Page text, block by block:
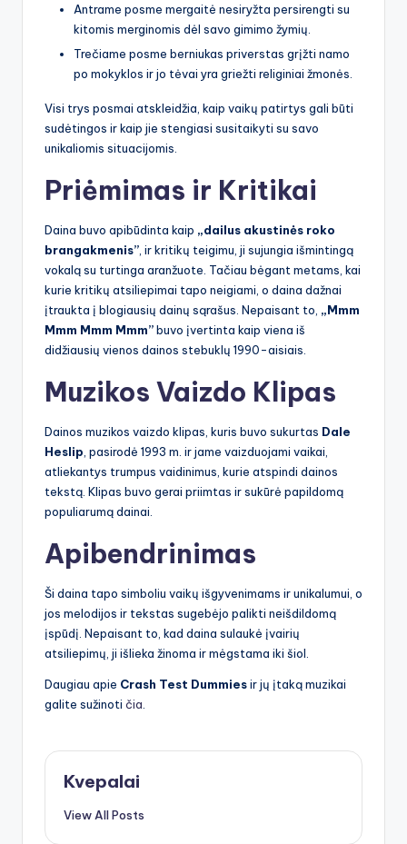
Antrame posme mergaitė nesiryžta persirengti su
kitomis merginomis dėl savo gimimo žymių.
Trečiame posme berniukas priverstas grįžti namo
po mokyklos ir jo tėvai yra griežti religiniai žmonės.
Visi trys posmai atskleidžia, kaip vaikų patirtys gali būti
sudėtingos ir kaip jie stengiasi susitaikyti su savo
unikaliomis situacijomis.
Priėmimas ir Kritikai
Daina buvo apibūdinta kaip „dailus akustinės roko
brangakmenis” , ir kritikų teigimu, ji sujungia išmintingą
vokalą su turtinga aranžuote. Tačiau bėgant metams, kai
kurie kritikų atsiliepimai tapo neigiami, o daina dažnai
įtraukta į blogiausių dainų sąrašus. Nepaisant to, „Mmm
Mmm Mmm Mmm”buvo įvertinta kaip viena iš
didžiausių vienos dainos stebuklų 1990-aisiais.
Muzikos Vaizdo Klipas
Dainos muzikos vaizdo klipas, kuris buvo sukurtas Dale
Heslip , pasirodė 1993 m. ir jame vaizduojami vaikai,
atliekantys trumpus vaidinimus, kurie atspindi dainos
tekstą. Klipas buvo gerai priimtas ir sukūrė papildomą
populiarumą dainai.
Apibendrinimas
Ši daina tapo simboliu vaikų išgyvenimams ir unikalumui, o
jos melodijos ir tekstas sugebėjo palikti neišdildomą
įspūdį. Nepaisant to, kad daina sulaukė įvairių
atsiliepimų, ji išlieka žinoma ir mėgstama iki šiol.
Daugiau apie Crash Test Dummiesir jų įtaką muzikai
galite sužinoti čia
Kvepalai
View All Posts